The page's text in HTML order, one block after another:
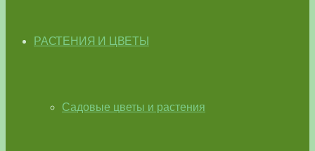
РАСТЕНИЯ И ЦВЕТЫ
Садовые цветы и растения